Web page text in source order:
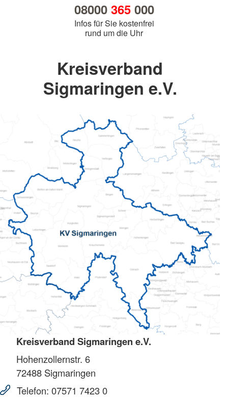
08000 365000
Infos für Sie kostenfrei
rund um die Uhr
Kreisverband
Sigmaringen e.V.
Kreisverband Sigmaringen e.V.
Hohenzollernstr. 6
72488 Sigmaringen
Telefon: 07571 7423 0